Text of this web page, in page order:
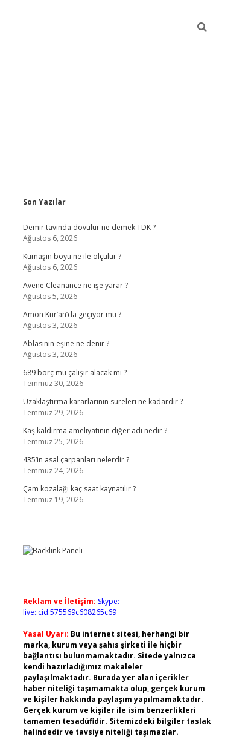
Sidebar
Son Yazılar
Demir tavında dövülür ne demek TDK ?
Ağustos 6, 2026
Kumaşın boyu ne ile ölçülür ?
Ağustos 6, 2026
Avene Cleanance ne işe yarar ?
Ağustos 5, 2026
Amon Kur’an’da geçiyor mu ?
Ağustos 3, 2026
Ablasının eşine ne denir ?
Ağustos 3, 2026
689 borç mu çalişir alacak mı ?
Temmuz 30, 2026
Uzaklaştırma kararlarının süreleri ne kadardır ?
Temmuz 29, 2026
Kaş kaldırma ameliyatının diğer adı nedir ?
Temmuz 25, 2026
435’in asal çarpanları nelerdir ?
Temmuz 24, 2026
Çam kozalağı kaç saat kaynatılır ?
Temmuz 19, 2026
Reklam ve İletişim: Skype:
live:.cid.575569c608265c69
Yasal Uyarı: Bu internet sitesi, herhangi bir
marka, kurum veya şahıs şirketi ile hiçbir
bağlantısı bulunmamaktadır. Sitede yalnızca
kendi hazırladığımız makaleler
paylaşılmaktadır. Burada yer alan içerikler
haber niteliği taşımamakta olup, gerçek kurum
ve kişiler hakkında paylaşım yapılmamaktadır.
Gerçek kurum ve kişiler ile isim benzerlikleri
tamamen tesadüfidir. Sitemizdeki bilgiler taslak
halindedir ve tavsiye niteliği taşımazlar.
ilbethiltonbet